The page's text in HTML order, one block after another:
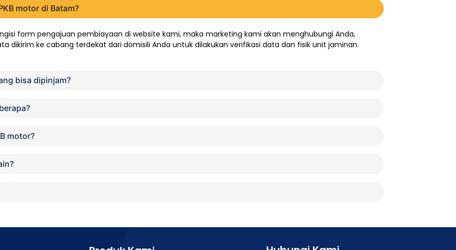
motor di Batam?
form pengajuan pembiayaan di website kami, maka marketing kami akan menghubungi Anda,
dikirim ke cabang terdekat dari domisili Anda untuk dilakukan verifikasi data dan fisik unit jaminan.
bisa dipinjam?
motor?